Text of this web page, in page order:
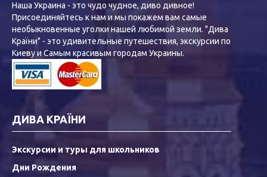
Наша Украина - это чудо чудное, диво дивное!
Присоединяйтесь к нам и мы покажем вам самые
необыкновенные уголки нашей любимой земли. "Дива
Країни" - это удивительные путешествия, экскурсии по
Киеву и Самым красивым городам Украины.
ДИВА КРАЇНИ
Экскурсии и туры для школьников
Дни Рождения